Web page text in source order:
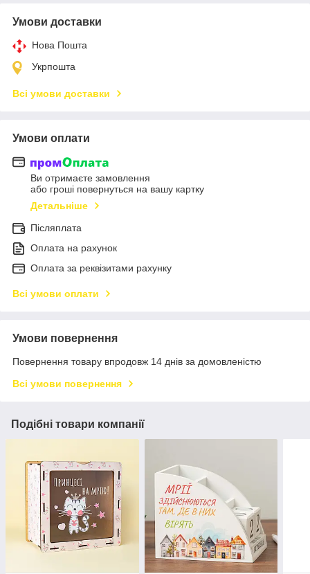
Умови доставки
Нова Пошта
Укрпошта
Всі умови доставки
Умови оплати
Ви отримаєте замовлення
або гроші повернуться на вашу картку
Детальніше
Післяплата
Оплата на рахунок
Оплата за реквізитами рахунку
Всі умови оплати
Умови повернення
Повернення товару впродовж 14 днів за домовленістю
Всі умови повернення
Подібні товари компанії